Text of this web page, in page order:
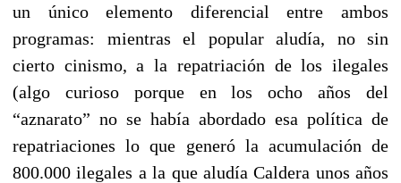
un único elemento diferencial entre ambos
programas: mientras el popular aludía, no sin
cierto cinismo, a la repatriación de los ilegales
(algo curioso porque en los ocho años del
“aznarato” no se había abordado esa política de
repatriaciones lo que generó la acumulación de
800.000 ilegales a la que aludía Caldera unos años